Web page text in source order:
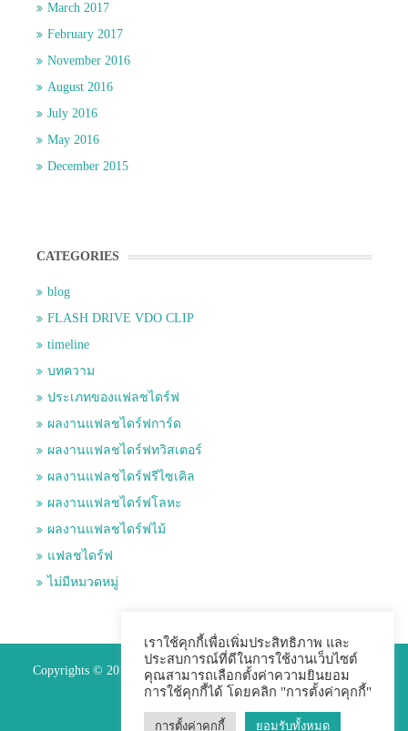
March 2017
February 2017
November 2016
August 2016
July 2016
May 2016
December 2015
CATEGORIES
blog
FLASH DRIVE VDO CLIP
timeline
บทความ
ประเภทของแฟลชไดร์ฟ
ผลงานแฟลชไดร์ฟการ์ด
ผลงานแฟลชไดร์ฟทวิสเตอร์
ผลงานแฟลชไดร์ฟรีไซเคิล
ผลงานแฟลชไดร์ฟโลหะ
ผลงานแฟลชไดร์ฟไม้
แฟลชไดร์ฟ
ไม่มีหมวดหมู่
Copyrights © 2015 Premium Perfect Co.,ltd. All Rights Reserved.
เราใช้คุกกี้เพื่อเพิ่มประสิทธิภาพ และ
ประสบการณ์ที่ดีในการใช้งานเว็บไซต์
คุณสามารถเลือกตั้งค่าความยินยอม
การใช้คุกกี้ได้ โดยคลิก "การตั้งค่าคุกกี้"
การตั้งค่าคุกกี้ ยอมรับทั้งหมด